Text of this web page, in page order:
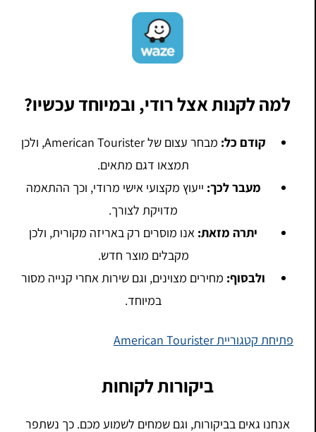
למה לקנות אצל רודי, ובמיוחד עכשיו?
קודם כל:
מבחר עצום של American Tourister, ולכן
תמצאו דגם מתאים.
מעבר לכך:ייעוץ מקצועי אישי מרודי, וכך ההתאמה
מדויקת לצורך.
יתרה מזאת:אנו מוסרים רק באריזה מקורית, ולכן
מקבלים מוצר חדש.
ולבסוף:מחירים מצוינים, וגם שירות אחרי קנייה מסור
במיוחד.
פתיחת קטגוריית American Tourister
ביקורות לקוחות
אנחנו גאים בביקורות, וגם שמחים לשמוע מכם. כך נשתפר